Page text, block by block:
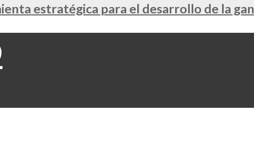
estratégica para el desarrollo de la